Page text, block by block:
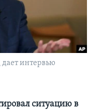
интервью
ситуацию в